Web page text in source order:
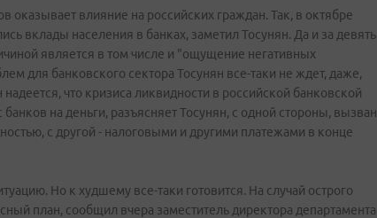
влияние на российских граждан. Так, в октябре
вклады населения в банках, заметил Тосунян. Да и за девять
является в том числе и "ощущение негативных
для банковского сектора Тосунян все-таки не ждет, даже,
что кризиса ликвидности в российской банковской
на деньги, разъясняет Тосунян, с одной стороны, вызван
с другой - налоговыми и другими платежами в конце
Но к худшему все-таки готовится. На случай острого
план, сообщил вчера заместитель директора департамента